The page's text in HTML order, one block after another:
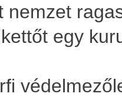
nemzet
egy